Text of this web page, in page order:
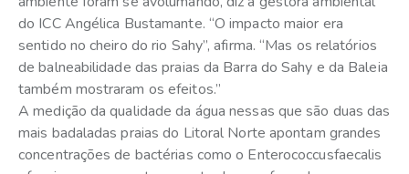
do ICC Angélica Bustamante. “O impacto maior era
sentido no cheiro do rio Sahy”, afirma. “Mas os relatórios
de balneabilidade das praias da Barra do Sahy e da Baleia
também mostraram os efeitos.”
A medição da qualidade da água nessas que são duas das
mais badaladas praias do Litoral Norte apontam grandes
concentrações de bactérias como o Enterococcusfaecalis